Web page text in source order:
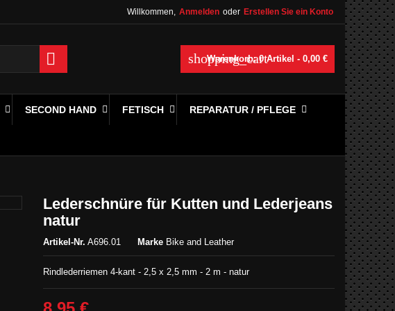
Willkommen, Anmelden oder Erstellen Sie ein Konto
shopping_cart
Warenkorb: 0Artikel - 0,00 €

SECOND HAND FETISCH REPARATUR / PFLEGE
Lederschnüre für Kutten und Lederjeans
natur
Artikel-Nr. A696.01 Marke Bike and Leather
Rindlederriemen 4-kant - 2,5 x 2,5 mm - 2 m - natur